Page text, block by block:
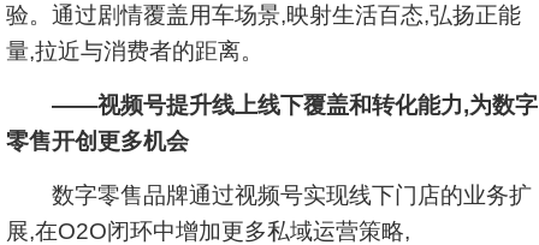
验。通过剧情覆盖用车场景,映射生活百态,弘扬正能
量,拉近与消费者的距离。
——视频号提升线上线下覆盖和转化能力,为数字
零售开创更多机会
数字零售品牌通过视频号实现线下门店的业务扩
展,在O2O闭环中增加更多私域运营策略,